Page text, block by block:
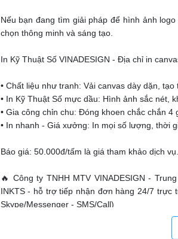
Nếu bạn đang tìm giải pháp để hình ảnh
chọn thông minh và sáng tạo.
In Kỹ Thuật Số VINADESIGN - Địa chỉ in
• Chất liệu như tranh: Vải canvas dày dặn, tạo
• In Kỹ Thuật Số mực dầu: Hình ảnh sắc nét,
• Gia công chỉn chu: Đóng khoen chắc chắn
• In nhanh - Giá xưởng: In mọi số lượng, thời
Báo giá: 50.000đ/tấm là giá tham khảo dịch
🔥 Công ty TNHH MTV VINADESIGN -
INKTS - hỗ trợ tiếp nhận đơn hàng 24/7 trực
Skype/Messenger - SMS/Call)